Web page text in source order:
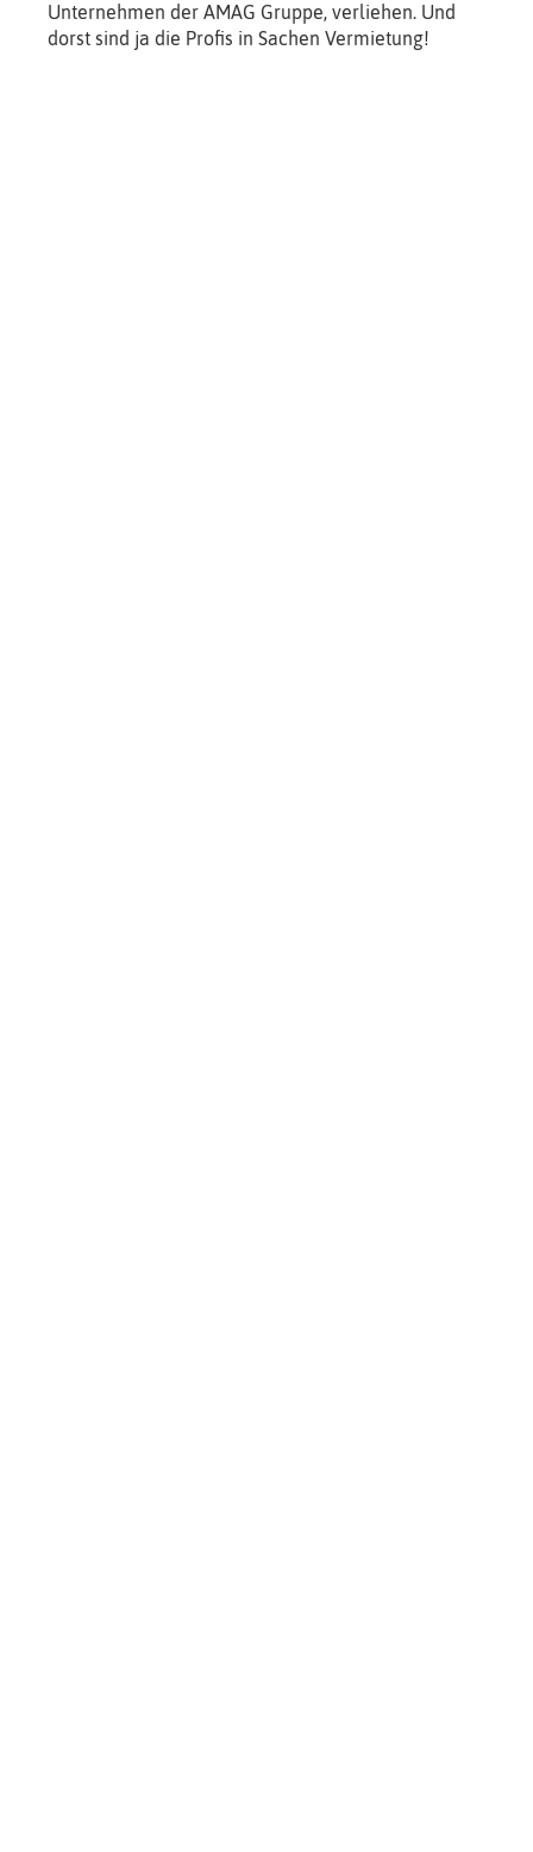
Unternehmen der AMAG Gruppe, verliehen. Und
dorst sind ja die Profis in Sachen Vermietung!